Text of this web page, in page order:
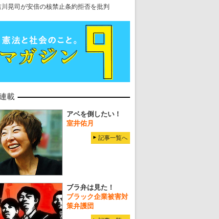
川晃司が安倍の核禁止条約拒否を批判
載
アベを倒したい！
室井佑月
記事一覧へ
ブラ弁は見た！
ブラック企業被害対
策弁護団